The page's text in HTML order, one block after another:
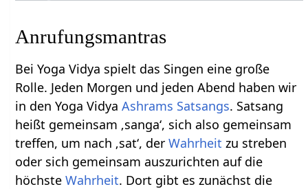
Anrufungsmantras
Bei Yoga Vidya spielt das Singen eine große
Rolle. Jeden Morgen und jeden Abend haben wir
in den Yoga VidyaAshrams Satsangs. Satsang
heißt gemeinsam ‚sanga‘, sich also gemeinsam
treffen, um nach ‚sat‘, derWahrheit zu streben
oder sich gemeinsam auszurichten auf die
höchsteWahrheit. Dort gibt es zunächst die